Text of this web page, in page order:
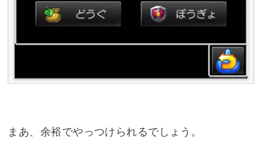
まあ、余裕でやっつけられるでしょう。